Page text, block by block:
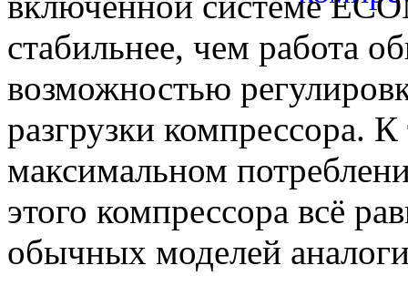
стабильнее, чем работа
возможностью
разгрузки компрессора.
максимальном
этого компрессора всё
обычных моделей